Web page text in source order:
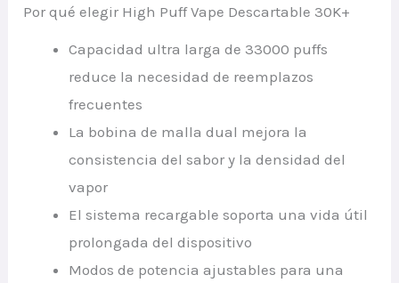
Por qué elegir High Puff Vape Descartable 30K+
Capacidad ultra larga de 33000 puffs
reduce la necesidad de reemplazos
frecuentes
La bobina de malla dual mejora la
consistencia del sabor y la densidad del
vapor
El sistema recargable soporta una vida útil
prolongada del dispositivo
Modos de potencia ajustables para una